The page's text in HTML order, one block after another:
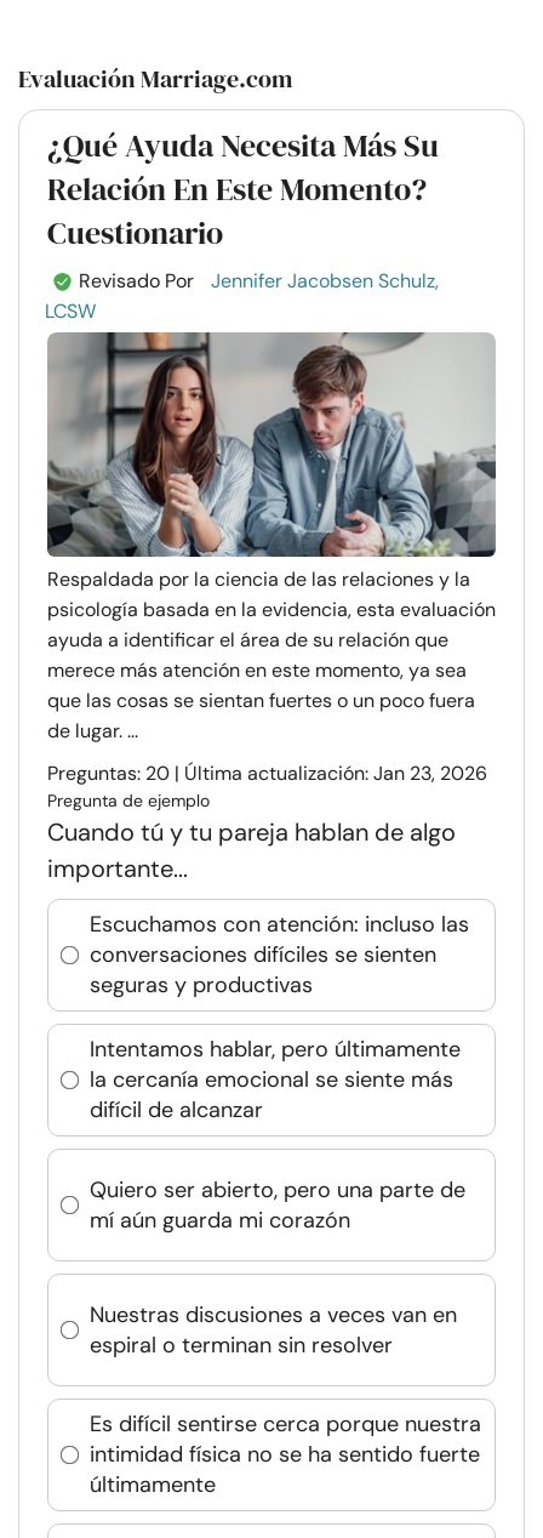
Evaluación Marriage.com
¿Qué Ayuda Necesita Más Su
Relación En Este Momento?
Cuestionario
Revisado Por
Jennifer Jacobsen Schulz,
LCSW
Respaldada por la ciencia de las relaciones y la
psicología basada en la evidencia, esta evaluación
ayuda a identificar el área de su relación que
merece más atención en este momento, ya sea
que las cosas se sientan fuertes o un poco fuera
de lugar. ...
Preguntas: 20 | Última actualización: Jan 23, 2026
Pregunta de ejemplo
Cuando tú y tu pareja hablan de algo
importante...
Escuchamos con atención: incluso las
conversaciones difíciles se sienten
seguras y productivas
Intentamos hablar, pero últimamente
la cercanía emocional se siente más
difícil de alcanzar
Quiero ser abierto, pero una parte de
mí aún guarda mi corazón
Nuestras discusiones a veces van en
espiral o terminan sin resolver
Es difícil sentirse cerca porque nuestra
intimidad física no se ha sentido fuerte
últimamente